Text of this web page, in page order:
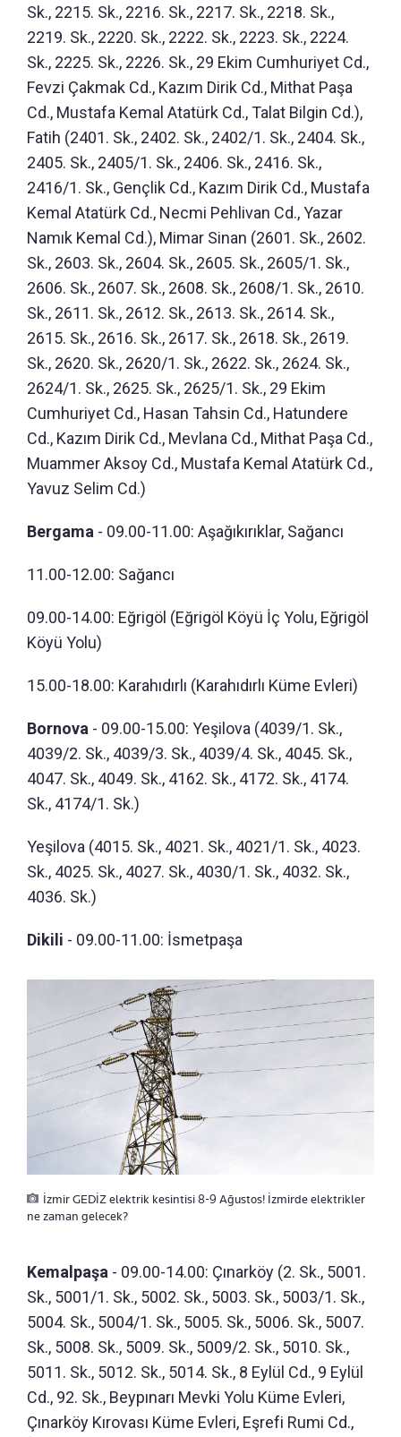
Sk., 2215. Sk., 2216. Sk., 2217. Sk., 2218. Sk.,
2219. Sk., 2220. Sk., 2222. Sk., 2223. Sk., 2224.
Sk., 2225. Sk., 2226. Sk., 29 Ekim Cumhuriyet Cd.,
Fevzi Çakmak Cd., Kazım Dirik Cd., Mithat Paşa
Cd., Mustafa Kemal Atatürk Cd., Talat Bilgin Cd.),
Fatih (2401. Sk., 2402. Sk., 2402/1. Sk., 2404. Sk.,
2405. Sk., 2405/1. Sk., 2406. Sk., 2416. Sk.,
2416/1. Sk., Gençlik Cd., Kazım Dirik Cd., Mustafa
Kemal Atatürk Cd., Necmi Pehlivan Cd., Yazar
Namık Kemal Cd.), Mimar Sinan (2601. Sk., 2602.
Sk., 2603. Sk., 2604. Sk., 2605. Sk., 2605/1. Sk.,
2606. Sk., 2607. Sk., 2608. Sk., 2608/1. Sk., 2610.
Sk., 2611. Sk., 2612. Sk., 2613. Sk., 2614. Sk.,
2615. Sk., 2616. Sk., 2617. Sk., 2618. Sk., 2619.
Sk., 2620. Sk., 2620/1. Sk., 2622. Sk., 2624. Sk.,
2624/1. Sk., 2625. Sk., 2625/1. Sk., 29 Ekim
Cumhuriyet Cd., Hasan Tahsin Cd., Hatundere
Cd., Kazım Dirik Cd., Mevlana Cd., Mithat Paşa Cd.,
Muammer Aksoy Cd., Mustafa Kemal Atatürk Cd.,
Yavuz Selim Cd.)
Bergama - 09.00-11.00: Aşağıkırıklar, Sağancı
11.00-12.00: Sağancı
09.00-14.00: Eğrigöl (Eğrigöl Köyü İç Yolu, Eğrigöl
Köyü Yolu)
15.00-18.00: Karahıdırlı (Karahıdırlı Küme Evleri)
Bornova - 09.00-15.00: Yeşilova (4039/1. Sk.,
4039/2. Sk., 4039/3. Sk., 4039/4. Sk., 4045. Sk.,
4047. Sk., 4049. Sk., 4162. Sk., 4172. Sk., 4174.
Sk., 4174/1. Sk.)
Yeşilova (4015. Sk., 4021. Sk., 4021/1. Sk., 4023.
Sk., 4025. Sk., 4027. Sk., 4030/1. Sk., 4032. Sk.,
4036. Sk.)
Dikili - 09.00-11.00: İsmetpaşa
İzmir GEDİZ elektrik kesintisi 8-9 Ağustos! İzmirde elektrikler
ne zaman gelecek?
Kemalpaşa - 09.00-14.00: Çınarköy (2. Sk., 5001.
Sk., 5001/1. Sk., 5002. Sk., 5003. Sk., 5003/1. Sk.,
5004. Sk., 5004/1. Sk., 5005. Sk., 5006. Sk., 5007.
Sk., 5008. Sk., 5009. Sk., 5009/2. Sk., 5010. Sk.,
5011. Sk., 5012. Sk., 5014. Sk., 8 Eylül Cd., 9 Eylül
Cd., 92. Sk., Beypınarı Mevki Yolu Küme Evleri,
Çınarköy Kırovası Küme Evleri, Eşrefi Rumi Cd.,